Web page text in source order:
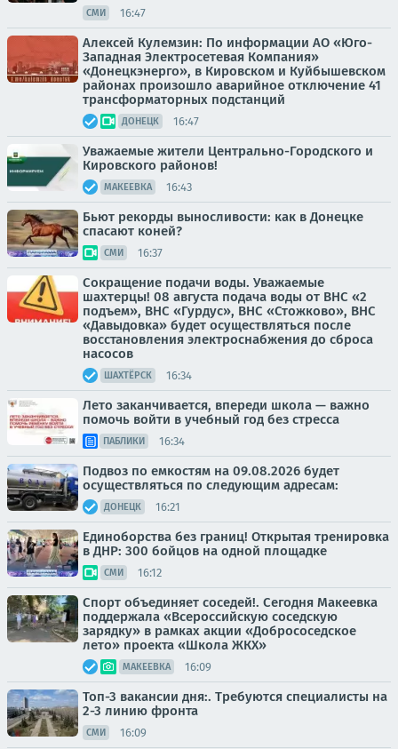
СМИ 16:47
Алексей Кулемзин: По информации АО «Юго-
Западная Электросетевая Компания»
«Донецкэнерго», в Кировском и Куйбышевском
районах произошло аварийное отключение 41
трансформаторных подстанций
ДОНЕЦК 16:47
Уважаемые жители Центрально-Городского и
Кировского районов!
МАКЕЕВКА 16:43
Бьют рекорды выносливости: как в Донецке
спасают коней?
СМИ 16:37
Сокращение подачи воды. Уважаемые
шахтерцы! 08 августа подача воды от ВНС «2
подъем», ВНС «Гурдус», ВНС «Стожково», ВНС
«Давыдовка» будет осуществляться после
восстановления электроснабжения до сброса
насосов
ШАХТЁРСК 16:34
Лето заканчивается, впереди школа — важно
помочь войти в учебный год без стресса
ПАБЛИКИ 16:34
Подвоз по емкостям на 09.08.2026 будет
осуществляться по следующим адресам:
ДОНЕЦК 16:21
Единоборства без границ! Открытая тренировка
в ДНР: 300 бойцов на одной площадке
СМИ 16:12
Спорт объединяет соседей!. Сегодня Макеевка
поддержала «Всероссийскую соседскую
зарядку» в рамках акции «Добрососедское
лето» проекта «Школа ЖКХ»
МАКЕЕВКА 16:09
Топ-3 вакансии дня:. Требуются специалисты на
2-3 линию фронта
СМИ 16:09